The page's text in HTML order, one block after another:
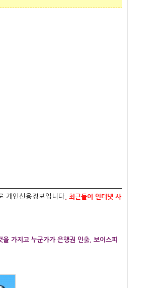
개인신용정보입니다
최근들어 인터넷 사
을 가지고 누군가가 은행권 인출, 보이스피